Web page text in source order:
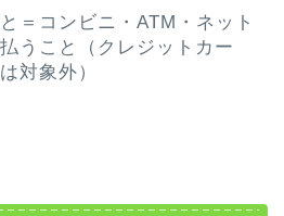
＝コンビニ・ATM・ネット
うこと（クレジットカー
対象外）